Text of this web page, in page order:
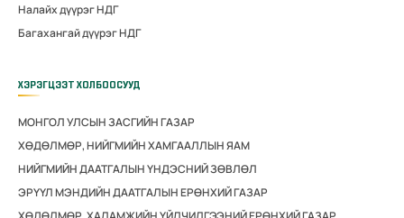
Налайх дүүрэг НДГ
Багахангай дүүрэг НДГ
ХЭРЭГЦЭЭТ ХОЛБООСУУД
МОНГОЛ УЛСЫН ЗАСГИЙН ГАЗАР
ХӨДӨЛМӨР, НИЙГМИЙН ХАМГААЛЛЫН ЯАМ
НИЙГМИЙН ДААТГАЛЫН ҮНДЭСНИЙ ЗӨВЛӨЛ
ЭРҮҮЛ МЭНДИЙН ДААТГАЛЫН ЕРӨНХИЙ ГАЗАР